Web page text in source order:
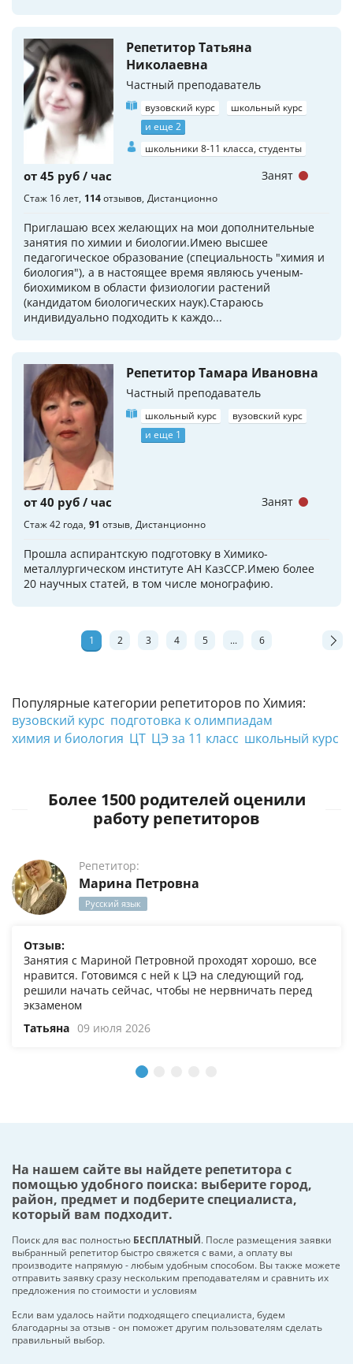
Популярные категории репетиторов по Химия:
вузовский курс подготовка к олимпиадам
химия и биология ЦТ ЦЭ за 11 класс школьный курс
Репетитор Татьяна
Николаевна
Частный преподаватель
вузовский курс
школьный курс
и еще 2
школьники 8-11 класса, студенты
от 45 руб / час
Стаж 16 лет 114отзывов Дистанционно
Приглашаю всех желающих на мои дополнительные
занятия по химии и биологии.Имею высшее
педагогическое образование (специальность "химия и
биология"), а в настоящее время являюсь ученым-
биохимиком в области физиологии растений
(кандидатом биологических наук).Стараюсь
индивидуально подходить к каждо...
Занят
Репетитор Тамара Ивановна
Частный преподаватель
школьный курс
вузовский курс
и еще 1
от 40 руб / час
Стаж 42 года 91 отзыв Дистанционно
Прошла аспирантскую подготовку в Химико-
металлургическом институте АН КазССР.Имею более
20 научных статей, в том числе монографию.
Занят
1 2 3 4 5 ... 6
Более 1500 родителей оценили
работу репетиторов
Репетитор:
Марина Петровна
Русский язык
Отзыв:
Занятия с Мариной Петровной проходят хорошо, все
нравится. Готовимся с ней к ЦЭ на следующий год,
решили начать сейчас, чтобы не нервничать перед
экзаменом
Татьяна 09 июля 2026
На нашем сайте вы найдете репетитора с
помощью удобного поиска: выберите город,
район, предмет и подберите специалиста,
который вам подходит.
Поиск для вас полностью БЕСПЛАТНЫЙ. После размещения заявки
выбранный репетитор быстро свяжется с вами, а оплату вы
производите напрямую - любым удобным способом. Вы также можете
отправить заявку сразу нескольким преподавателям и сравнить их
предложения по стоимости и условиям
Если вам удалось найти подходящего специалиста, будем
благодарны за отзыв - он поможет другим пользователям сделать
правильный выбор.